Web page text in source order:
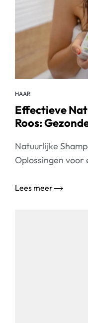
HAAR
Effectieve
Roos:
Natuurlijke
Oplossingen voor
Lees meer